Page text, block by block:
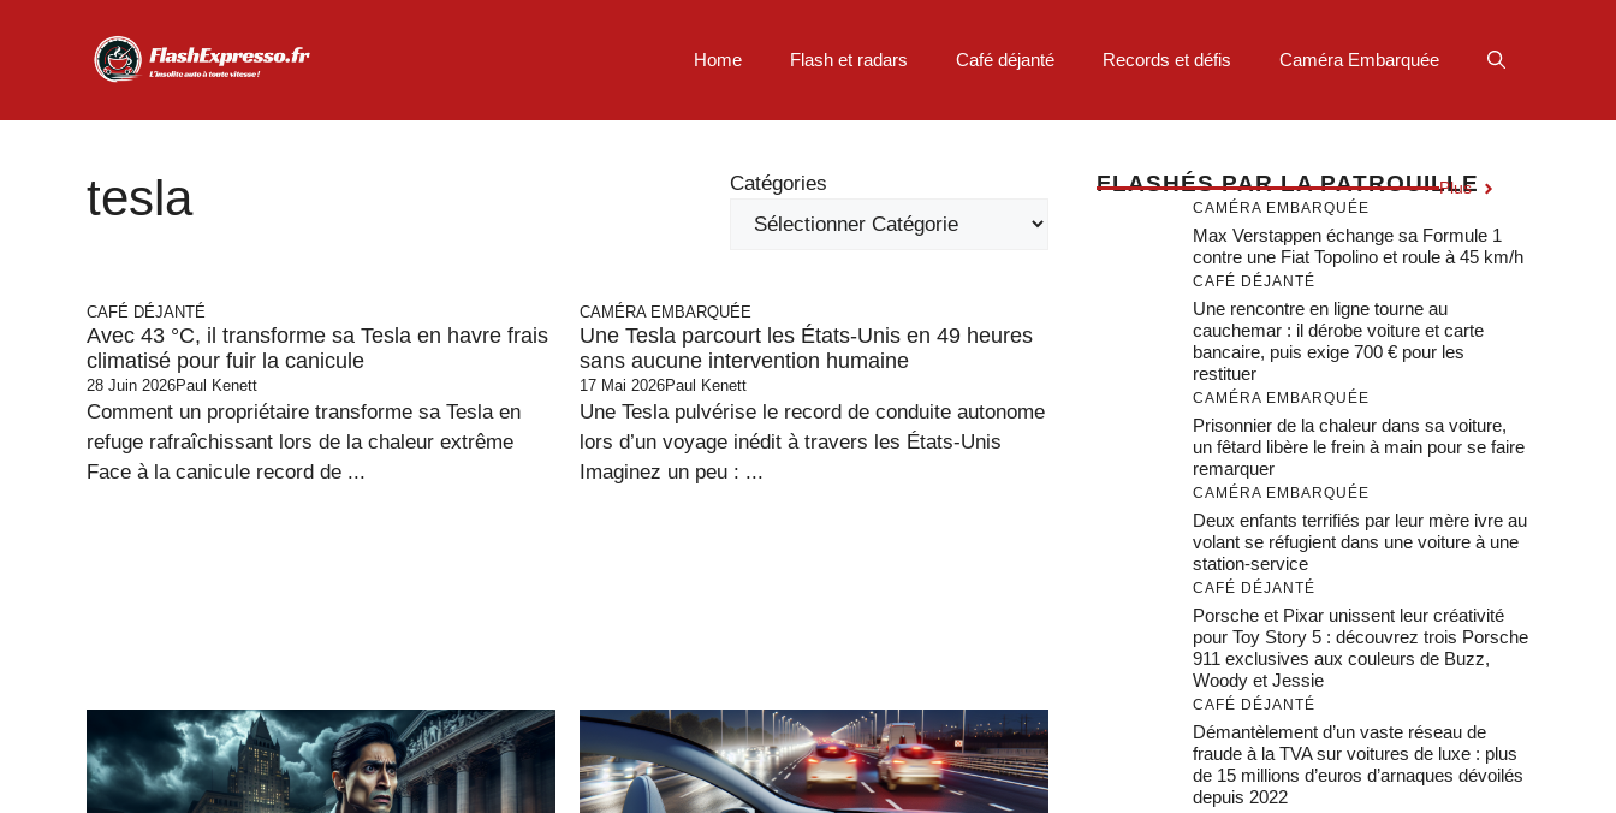
Home Flash et radars Café déjanté Records et défis Caméra Embarquée
tesla Catégories
CAFÉ DÉJANTÉ
Avec 43 °C, il transforme sa Tesla en havre frais
climatisé pour fuir la canicule
28 Juin 2026Paul Kenett
Comment un propriétaire transforme sa Tesla en
refuge rafraîchissant lors de la chaleur extrême
Face à la canicule record de ...
CAMÉRA EMBARQUÉE
Une Tesla parcourt les États-Unis en 49 heures
sans aucune intervention humaine
17 Mai 2026Paul Kenett
Une Tesla pulvérise le record de conduite autonome
lors d’un voyage inédit à travers les États-Unis
Imaginez un peu : ...
FLASHÉS PAR LA PATROUILLE
Plus
CAMÉRA EMBARQUÉE
Max Verstappen échange sa Formule 1
contre une Fiat Topolino et roule à 45 km/h
CAFÉ DÉJANTÉ
Une rencontre en ligne tourne au
cauchemar : il dérobe voiture et carte
bancaire, puis exige 700 € pour les
restituer
CAMÉRA EMBARQUÉE
Prisonnier de la chaleur dans sa voiture,
un fêtard libère le frein à main pour se faire
remarquer
CAMÉRA EMBARQUÉE
Deux enfants terrifiés par leur mère ivre au
volant se réfugient dans une voiture à une
station-service
CAFÉ DÉJANTÉ
Porsche et Pixar unissent leur créativité
pour Toy Story 5 : découvrez trois Porsche
911 exclusives aux couleurs de Buzz,
Woody et Jessie
CAFÉ DÉJANTÉ
Démantèlement d’un vaste réseau de
fraude à la TVA sur voitures de luxe : plus
de 15 millions d’euros d’arnaques dévoilés
depuis 2022